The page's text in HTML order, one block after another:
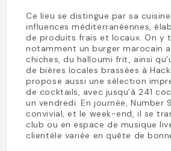
Ce lieu se distingue par sa
influences méditerranéennes,
de produits frais et locaux. On y
notamment un burger marocain
chiches, du halloumi frit, ainsi
de bières locales brassées à
propose aussi une sélection
de cocktails, avec jusqu’à 241
un vendredi. En journée, Number
convivial, et le week-end, il se
club ou en espace de musique
clientèle variée en quête de